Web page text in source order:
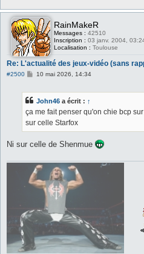
RainMakeR
Messages : 42510
Inscription : 03 janv. 2004,
Localisation : Toulouse
Re: L'actualité des jeux-vidéo (sans
#2500
M
a
g
10 mai 2026, 14:34
John46 a écrit : ↑
ça me fait penser qu'on chie bcp
sur celle Starfox
Ni sur celle de Shenmue